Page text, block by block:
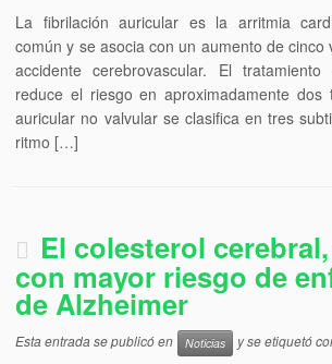
La fibrilación auricular es la arritmia
común y se asocia con un aumento de cinco
accidente cerebrovascular. El tratamiento
reduce el riesgo en aproximadamente dos
auricular no valvular se clasifica en tres
ritmo […]
El colesterol
con mayor riesgo de
de Alzheimer
Esta entrada se publicó en Noticias y se etiquetó